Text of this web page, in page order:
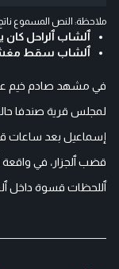
ملاحظة: النص المسموع
ٱلشاب ٱلراحل كان
ٱلشاب سقط
في مشهد صادم خيم
لمجلس قرية صندفا
إسماعيل بعد ساعات
قضب ٱلجزار، في
ٱللحظات قسوة داخل